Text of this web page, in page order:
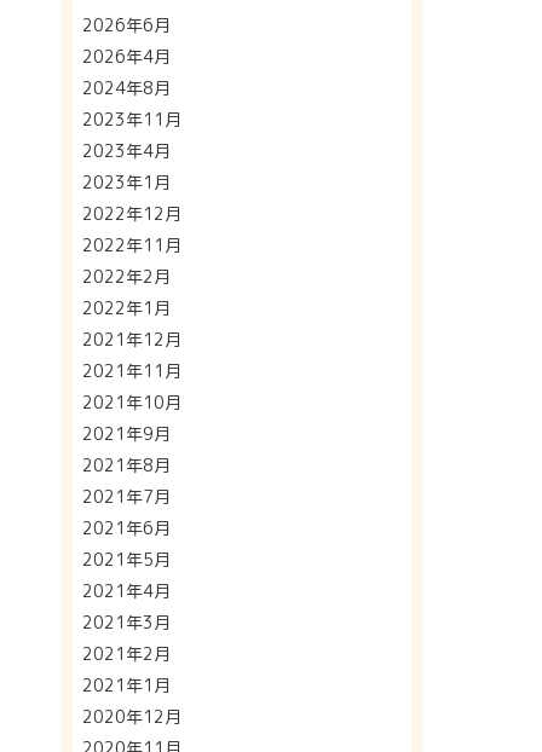
2026年6月
2026年4月
2024年8月
2023年11月
2023年4月
2023年1月
2022年12月
2022年11月
2022年2月
2022年1月
2021年12月
2021年11月
2021年10月
2021年9月
2021年8月
2021年7月
2021年6月
2021年5月
2021年4月
2021年3月
2021年2月
2021年1月
2020年12月